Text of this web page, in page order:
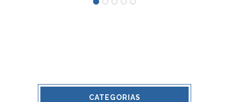
CATEGORIAS